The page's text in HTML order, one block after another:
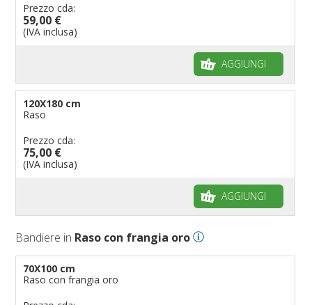
Prezzo cda:
59,00 €
(IVA inclusa)
AGGIUNGI
120X180 cm
Raso
Prezzo cda:
75,00 €
(IVA inclusa)
AGGIUNGI
Bandiere in Raso con frangia oro
70X100 cm
Raso con frangia oro